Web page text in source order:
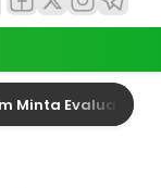
Total